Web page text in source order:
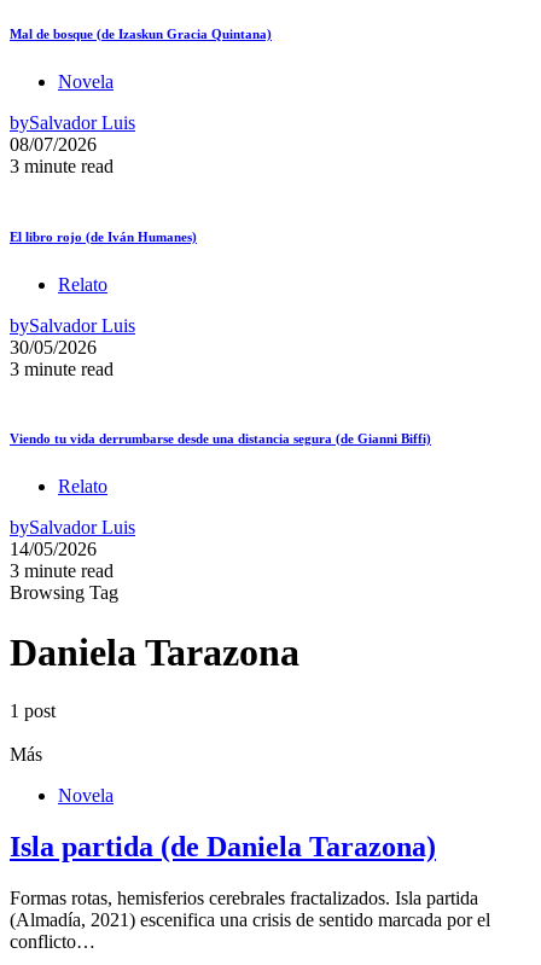
Mal de bosque (de Izaskun Gracia Quintana)
Novela
bySalvador Luis
08/07/2026
3 minute read
El libro rojo (de Iván Humanes)
Relato
bySalvador Luis
30/05/2026
3 minute read
Viendo tu vida derrumbarse desde una distancia segura (de Gianni Biffi)
Relato
bySalvador Luis
14/05/2026
3 minute read
Browsing Tag
Daniela Tarazona
1 post
Más
Novela
Isla partida (de Daniela Tarazona)
Formas rotas, hemisferios cerebrales fractalizados. Isla partida
(Almadía, 2021) escenifica una crisis de sentido marcada por el
conflicto…